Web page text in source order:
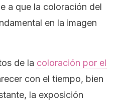
a que la coloración del
en la imagen
de la coloración por el
con el tiempo, bien
la exposición